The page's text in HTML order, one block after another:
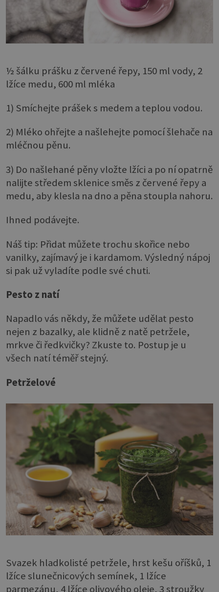
½ šálku prášku z červené řepy, 150 ml vody, 2
lžíce medu, 600 ml mléka
1) Smíchejte prášek s medem a teplou vodou.
2) Mléko ohřejte a našlehejte pomocí šlehače na
mléčnou pěnu.
3) Do našlehané pěny vložte lžíci a po ní opatrně
nalijte středem sklenice směs z červené řepy a
medu, aby klesla na dno a pěna stoupla nahoru.
Ihned podávejte.
Náš tip: Přidat můžete trochu skořice nebo
vanilky, zajímavý je i kardamom. Výsledný nápoj
si pak už vyladíte podle své chuti.
Pesto z natí
Napadlo vás někdy, že můžete udělat pesto
nejen z bazalky, ale klidně z natě petržele,
mrkve či ředkvičky? Zkuste to. Postup je u
všech natí téměř stejný.
Petrželové
Svazek hladkolisté petržele, hrst kešu oříšků, 1
lžíce slunečnicových semínek, 1 lžíce
parmezánu, 4 lžíce olivového oleje, 3 stroužky